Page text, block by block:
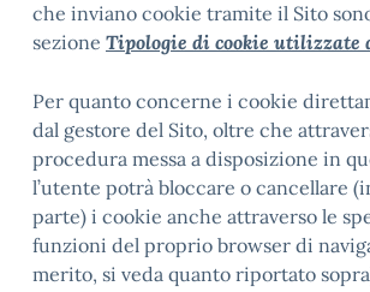
che inviano cookie tramite il Sito
sezione Tipologie di cookie utilizzate
Per quanto concerne i cookie
dal gestore del Sito, oltre che
procedura messa a disposizione in
l’utente potrà bloccare o cancellare
parte) i cookie anche attraverso le
funzioni del proprio browser di
merito, si veda quanto riportato